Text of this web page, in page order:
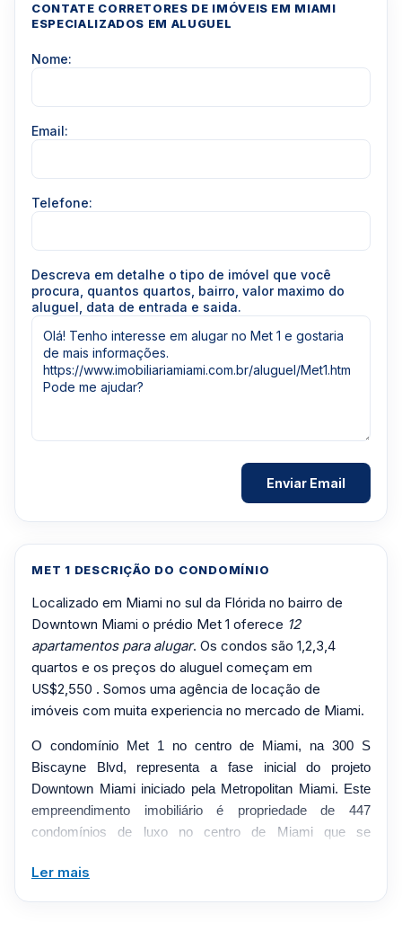
MET 1 DESCRIÇÃO DO CONDOMÍNIO
Localizado em Miami no sul da Flórida no bairro de
Downtown Miami o prédio Met 1 oferece 12
apartamentos para alugar. Os condos são 1,2,3,4
quartos e os preços do aluguel começam em
US$2,550 . Somos uma agência de locação de
imóveis com muita experiencia no mercado de Miami.
O condomínio Met 1 no centro de Miami, na 300 S
Biscayne Blvd, representa a fase inicial do projeto
Downtown Miami iniciado pela Metropolitan Miami. Este
empreendimento imobiliário é propriedade de 447
condomínios de luxo no centro de Miami que se
um edifício em forma de L que representa o estilo e a
Ler mais
CONTATE CORRETORES DE IMÓVEIS EM MIAMI
ESPECIALIZADOS EM ALUGUEL
Nome:
Email:
Telefone:
Descreva em detalhe o tipo de imóvel que você
procura, quantos quartos, bairro, valor maximo do
aluguel, data de entrada e saida.